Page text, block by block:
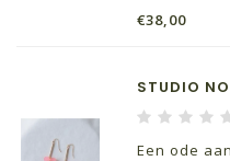
€38,00
STUDIO
Een ode